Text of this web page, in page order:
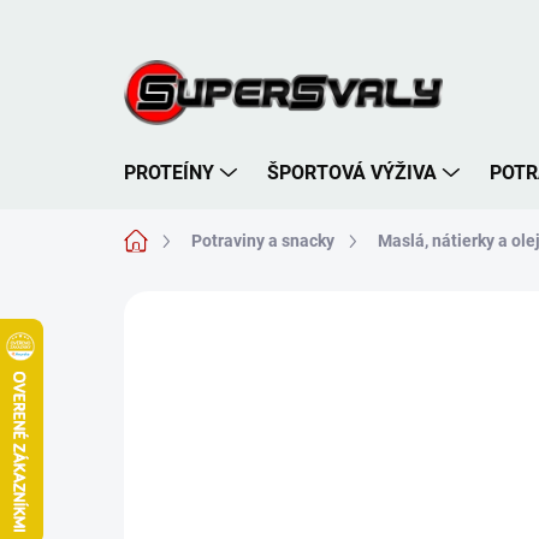
PROTEÍNY ŠPORTOVÁ VÝŽIVA
DomovPotraviny a snacky Maslá, nátierky a